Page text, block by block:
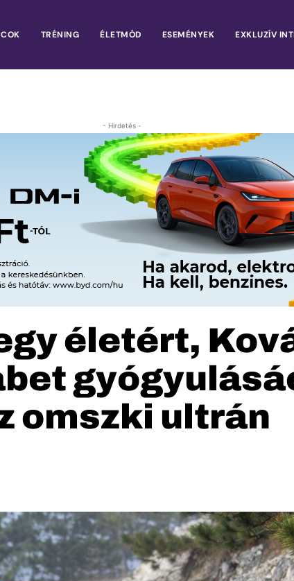
TRÉNING ÉLETMÓD ESEMÉNYEK EXKLUZÍV
- Hirdetés -
életért,
omszki ultrán